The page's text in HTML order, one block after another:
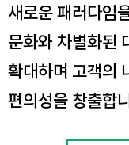
새로운 패러다임
문화와 차별화된
확대하며 고객의
편의성을 창출합